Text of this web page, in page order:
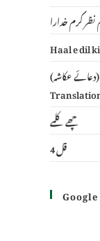
کرم خدارا
Haal e dil
(دعائے عکاشہ) Dua e Akasha in Arabic with
چھے کلمے
4 قل